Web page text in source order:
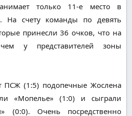
только 11-е место в
На счету команды по девять
принесли 36 очков, что на
у представителей зоны
ПСЖ (1:5) подопечные Жослена
«Мопелье» (1:0) и сыграли
(0:0). Очень посредственно